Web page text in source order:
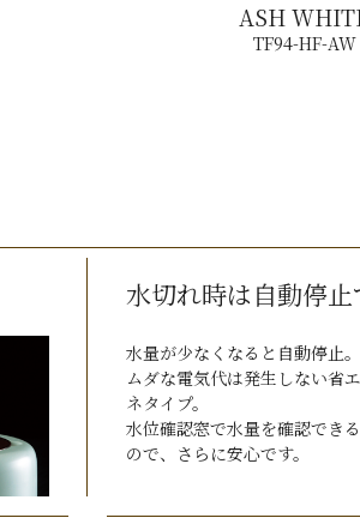
ASH
TF94-HF-AW
水切れ時は自動停
水量が少なくなると自動停止。
ムダな電気代は発生しない省エ
ネタイプ。
水位確認窓で水量を確認できる
ので、さらに安心です。